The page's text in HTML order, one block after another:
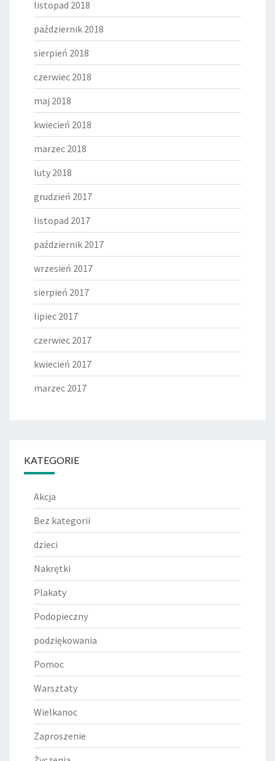
listopad 2018
październik 2018
sierpień 2018
czerwiec 2018
maj 2018
kwiecień 2018
marzec 2018
luty 2018
grudzień 2017
listopad 2017
październik 2017
wrzesień 2017
sierpień 2017
lipiec 2017
czerwiec 2017
kwiecień 2017
marzec 2017
KATEGORIE
Akcja
Bez kategorii
dzieci
Nakrętki
Plakaty
Podopieczny
podziękowania
Pomoc
Warsztaty
Wielkanoc
Zaproszenie